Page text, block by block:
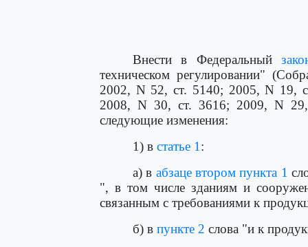
Внести в Федеральный
техническом регулировании"
2002, N 52, ст. 5140; 2005, N 19,
2008, N 30, ст. 3616; 2009, N
следующие изменения:
1) в статье 1 :
а) в абзаце втором пункта 1
", в том числе зданиям и
связанным с требованиями к
б) в пункте 2 слова "и к